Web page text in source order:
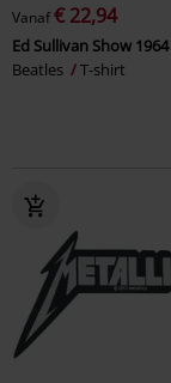
Vanaf€ 22,94
Ed Sullivan Show 1964
Beatles
T-shirt